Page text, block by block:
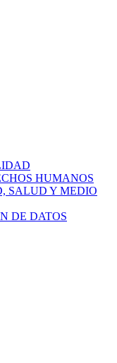
HUMANOS
SALUD Y MEDIO
DE DATOS